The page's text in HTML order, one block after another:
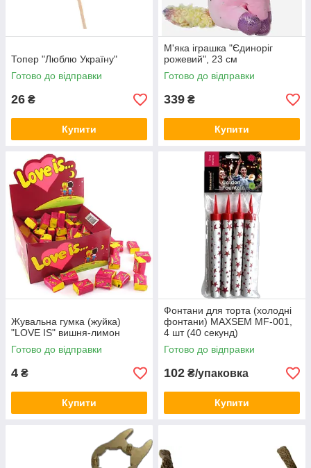
Топер "Люблю Україну"
Готово до відправки
26 ₴
Купити
М'яка іграшка "Єдиноріг
рожевий", 23 см
Готово до відправки
339 ₴
Купити
Жувальна гумка (жуйка)
"LOVE IS" вишня-лимон
Готово до відправки
4 ₴
Купити
Фонтани для торта (холодні
фонтани) MAXSEM MF-001,
4 шт (40 секунд)
Готово до відправки
102 ₴/упаковка
Купити